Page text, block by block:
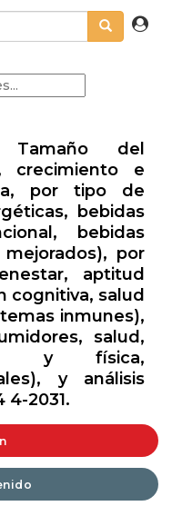
Tamaño del
crecimiento e
por tipo de
bebidas
bebidas
por
aptitud
cognitiva, salud
inmunes),
salud,
y física,
y análisis
4-2031.